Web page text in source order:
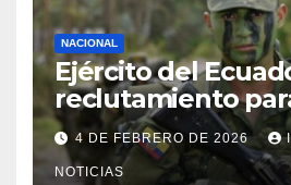
NACIONAL
Ejército del
reclutamiento
bachilleres a
viernes 6 de
4 DE FEBRERO DE 2026
NOTICIAS